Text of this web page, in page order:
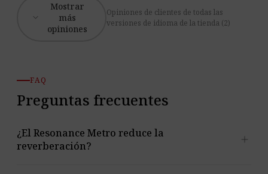
expand_more
Mostrar
más
opiniones
Opiniones de clientes de todas las
versiones de idioma de la tienda (2)
FAQ
Preguntas frecuentes
¿El Resonance Metro reduce la
reverberación?
add